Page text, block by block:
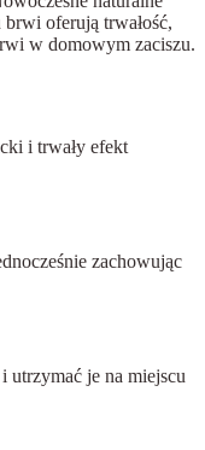
oferują trwałość,
w domowym zaciszu.
i trwały efekt
zachowując
utrzymać je na miejscu